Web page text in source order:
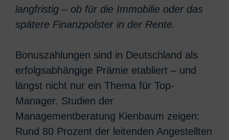
langfristig – ob für die Immobilie oder das
spätere Finanzpolster in der Rente.
Bonuszahlungen sind in Deutschland als
erfolgsabhängige Prämie etabliert – und
längst nicht nur ein Thema für Top-
Manager. Studien der
Managementberatung Kienbaum zeigen:
Rund 80 Prozent der leitenden Angestellten